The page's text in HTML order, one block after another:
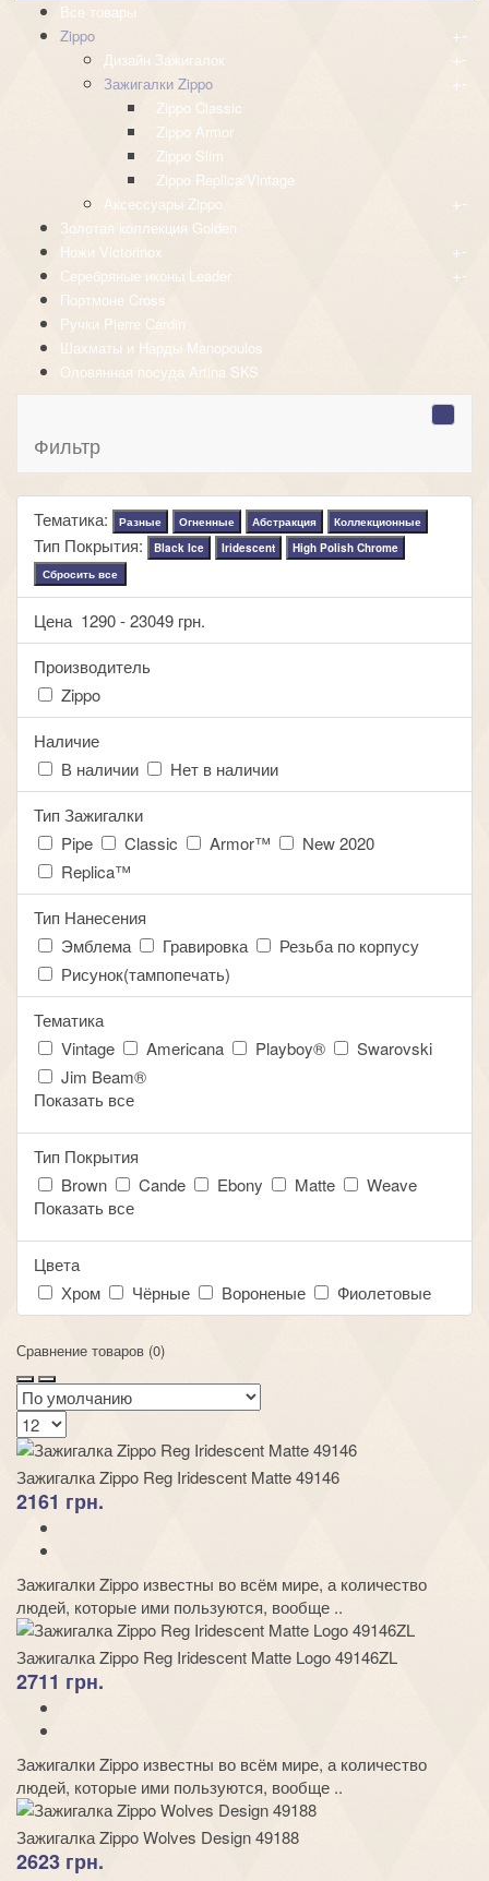
Все товары
Zippo
+-
Дизайн Зажигалок +-
Зажигалки Zippo +-
Zippo Classic
Zippo Armor
Zippo Slim
Zippo Replica/Vintage
Аксессуары Zippo
+-
Золотая коллекция Golden
Ножи Victorinox
+-
Серебряные иконы Leader +-
Портмоне Cross
Ручки Pierre Cardin
Шахматы и Нарды Manopoulos
Оловянная посуда Artina SKS
Фильтр
Тематика: Разные Огненные Абстракция Коллекционные
Тип Покрытия: Black Ice Iridescent
High Polish Chrome
Сбросить все
Цена 1290-23049 грн.
Производитель
Zippo
Наличие
В наличии
Нет в наличии
Тип Зажигалки
Pipe
Classic Armor™
New 2020
Replica™
Тип Нанесения
Эмблема
Гравировка
Резьба по корпусу
Рисунок(тампопечать)
Тематика
Vintage
Americana Playboy®
Swarovski
Jim Beam®
Показать все
Тип Покрытия
Brown
Cande Ebony Matte
Weave
Показать все
Цвета
Хром
Чёрные Вороненые Фиолетовые
Сравнение товаров (0)
Зажигалка Zippo Reg Iridescent Matte 49146
2161 грн.
Зажигалки Zippo известны во всём мире, а количество
людей, которые ими пользуются, вообще ..
Зажигалка Zippo Reg Iridescent Matte Logo 49146ZL
2711 грн.
Зажигалки Zippo известны во всём мире, а количество
людей, которые ими пользуются, вообще ..
Зажигалка Zippo Wolves Design 49188
2623 грн.